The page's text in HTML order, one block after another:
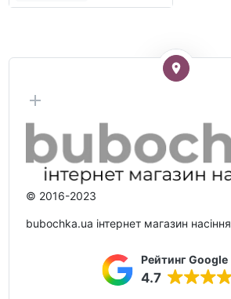
© 2016-2023
bubochka.ua інтернет магазин насіння
Рейтинг Google
4.7